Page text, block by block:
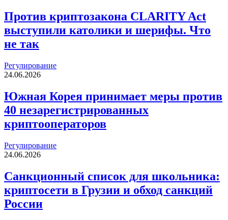
Против криптозакона CLARITY Act
выступили католики и шерифы. Что
не так
Регулирование
24.06.2026
Южная Корея принимает меры против
40 незарегистрированных
криптооператоров
Регулирование
24.06.2026
Санкционный список для школьника:
криптосети в Грузии и обход санкций
России